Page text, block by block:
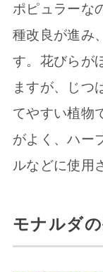
ポピュラーな
種改良が進み
す。花びらが
ますが、じつ
てやすい植物
がよく、ハー
ルなどに使用
モナルダ